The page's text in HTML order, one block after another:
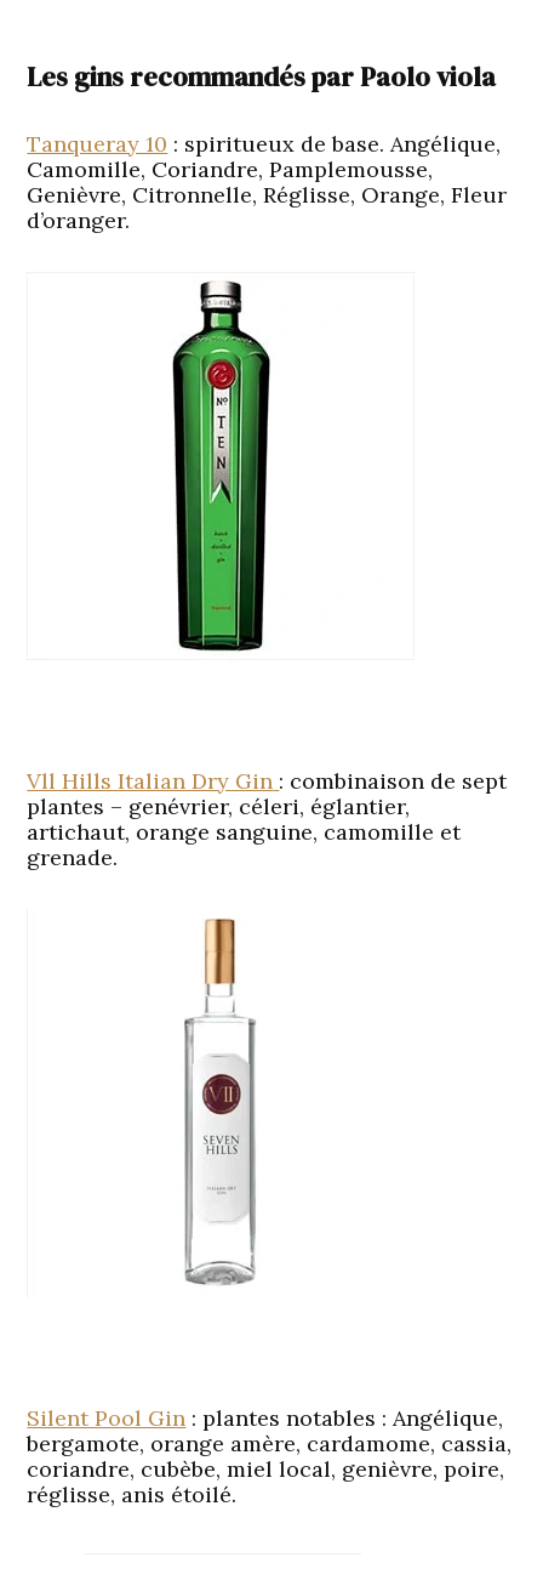
Les gins recommandés par Paolo viola
Tanqueray 10 : spiritueux de base. Angélique,
Camomille, Coriandre, Pamplemousse,
Genièvre, Citronnelle, Réglisse, Orange, Fleur
d’oranger.
Vll Hills Italian Dry Gin : combinaison de sept
plantes – genévrier, céleri, églantier,
artichaut, orange sanguine, camomille et
grenade.
Silent Pool Gin : plantes notables : Angélique,
bergamote, orange amère, cardamome, cassia,
coriandre, cubèbe, miel local, genièvre, poire,
réglisse, anis étoilé.